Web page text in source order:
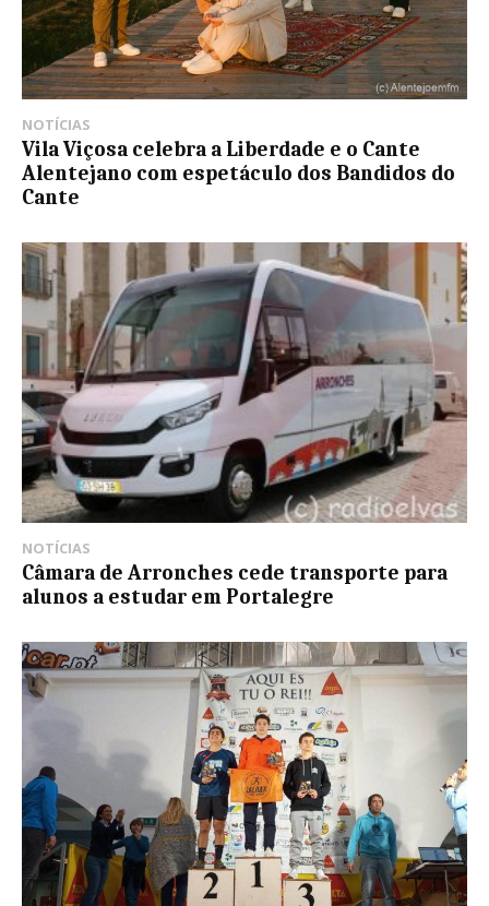
NOTÍCIAS
Vila Viçosa celebra a Liberdade e o Cante
Alentejano com espetáculo dos Bandidos do
Cante
NOTÍCIAS
Câmara de Arronches cede transporte para
alunos a estudar em Portalegre